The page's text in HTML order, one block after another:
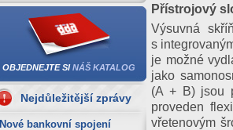
Přístrojový
Výsuvná
s
je možné
jako
(A + B) jsou
proveden
vřetenovým
Al = 422.01
Cu = 1273.71
04.08.2026
Al = 420.89
03.08.2026
Al = 411.21
OBJEDNEJTE SINÁŠ KATALOG
Nejdůležitější zprávy
Nové bankovní spojení